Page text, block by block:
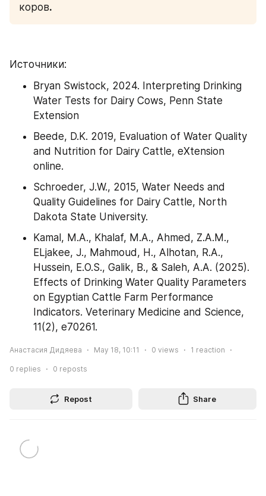
коров.
Источники:
Bryan Swistock, 2024. Interpreting Drinking
Water Tests for Dairy Cows, Penn State
Extension
Beede, D.K. 2019, Evaluation of Water Quality
and Nutrition for Dairy Cattle, eXtension
online.
Schroeder, J.W., 2015, Water Needs and
Quality Guidelines for Dairy Cattle, North
Dakota State University.
Kamal, M.A., Khalaf, M.A., Ahmed, Z.A.M.,
ELjakee, J., Mahmoud, H., Alhotan, R.A.,
Hussein, E.O.S., Galik, B., & Saleh, A.A. (2025).
Effects of Drinking Water Quality Parameters
on Egyptian Cattle Farm Performance
Indicators. Veterinary Medicine and Science,
11(2), e70261.
Анастасия Дидяева May 18, 10:11 0 views 1 reaction
0 replies 0 reposts
Repost Share